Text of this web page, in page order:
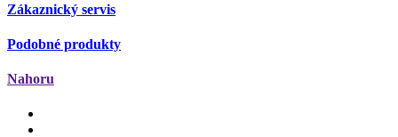
Zákaznický servis
Podobné produkty
Nahoru